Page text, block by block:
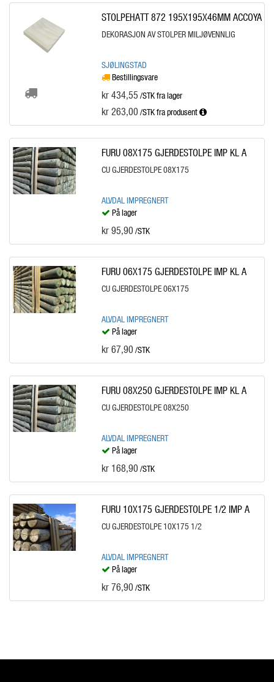
STOLPEHATT 872 195X195X46MM ACCOYA
DEKORASJON AV STOLPER MILJØVENNLIG
SJØLINGSTAD
Bestillingsvare
kr 434,55 /STK fra lager
kr 263,00 /STKfra produsent
FURU 08X175 GJERDESTOLPE IMP KL A
CU GJERDESTOLPE 08X175
ALVDAL IMPREGNERT
På lager
kr 95,90 /STK
FURU 06X175 GJERDESTOLPE IMP KL A
CU GJERDESTOLPE 06X175
ALVDAL IMPREGNERT
På lager
kr 67,90 /STK
FURU 08X250 GJERDESTOLPE IMP KL A
CU GJERDESTOLPE 08X250
ALVDAL IMPREGNERT
På lager
kr 168,90 /STK
FURU 10X175 GJERDESTOLPE 1/2 IMP A
CU GJERDESTOLPE 10X175 1/2
ALVDAL IMPREGNERT
På lager
kr 76,90 /STK